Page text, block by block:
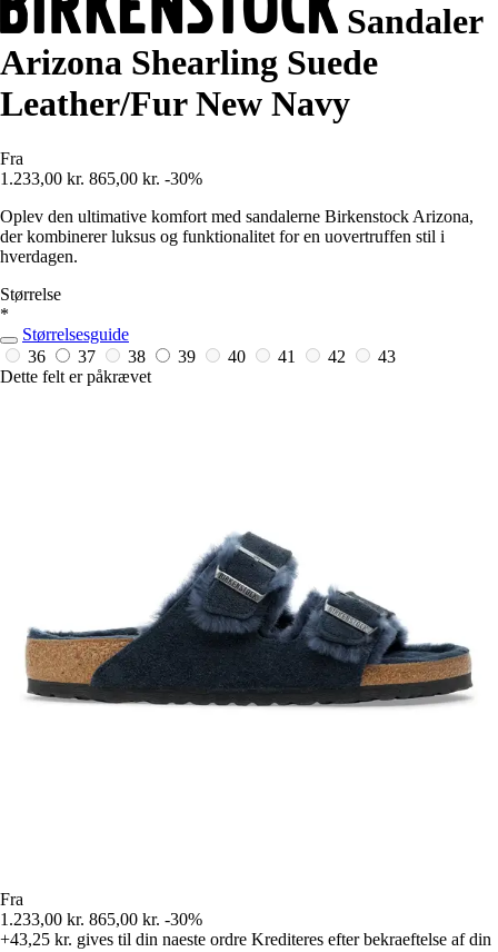
Sandaler
Arizona Shearling Suede
Leather/Fur New Navy
Fra
1.233,00 kr. 865,00 kr. -30%
Oplev den ultimative komfort med sandalerne Birkenstock Arizona,
der kombinerer luksus og funktionalitet for en uovertruffen stil i
hverdagen.
Størrelse
*
Størrelsesguide
36
37 38 39 40 41 42
43
Dette felt er påkrævet
Fra
1.233,00 kr. 865,00 kr. -30%
+43,25 kr. gives til din naeste ordre Krediteres efter bekraeftelse af din